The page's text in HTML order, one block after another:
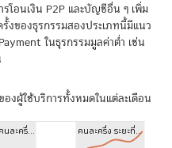
โอนเงิน P2P และบัญชีอื่น ๆ เพิ่ม
งของธุรกรรมสองประเภทนี้มีแนว
ในธุรกรรมมูลค่าต่ำ เช่น
งผู้ใช้บริการทั้งหมดในแต่ละเดือน
คนละครึ่… คนละครึ่ง ระยะที่…